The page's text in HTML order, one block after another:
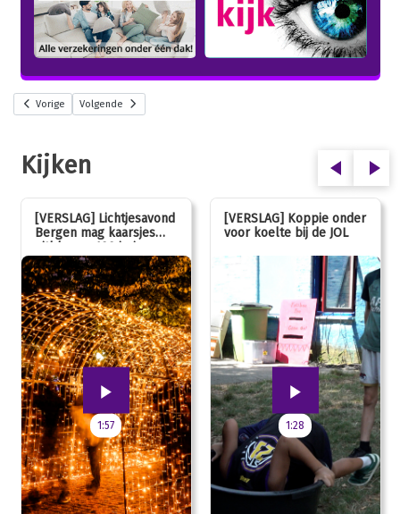
Vorige Volgende
Kijken
[VERSLAG] Lichtjesavond
Bergen mag kaarsjes
uitblazen: 100 jarig
jubileum!
1:57
[VERSLAG] Koppie onder
voor koelte bij de JOL
1:28